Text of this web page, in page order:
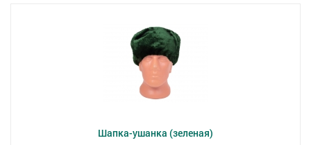
Шапка-ушанка (зеленая)